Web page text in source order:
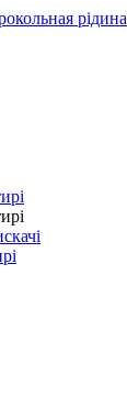
рідина